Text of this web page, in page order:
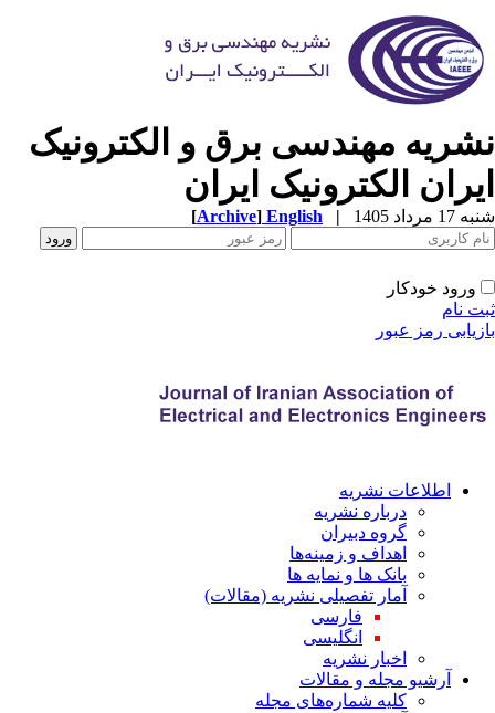
مهندسی برق و الکترونیک
الکترونیک ایران
مرداد 1405 |
English
[Archive]
ورود خودکار
نام
رمز عبور
اطلاعات نشریه
درباره نشریه
گروه دبیران
اهداف و زمینه‌ها
بانک ها و نمایه ها
آمار تفصیلی نشریه (مقالات)
فارسی
انگلیسی
اخبار نشریه
آرشیو مجله و مقالات
کلیه شماره‌های مجله